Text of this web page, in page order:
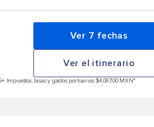
Ver 7 fechas
Ver el itinerario
+ Impuestos, tasas y gastos portuarios $4,087.00 MXN*